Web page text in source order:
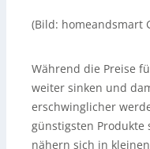
(Bild: homeandsmart
Während die Preise
weiter sinken und
erschwinglicher
günstigsten Produkte
nähern sich in